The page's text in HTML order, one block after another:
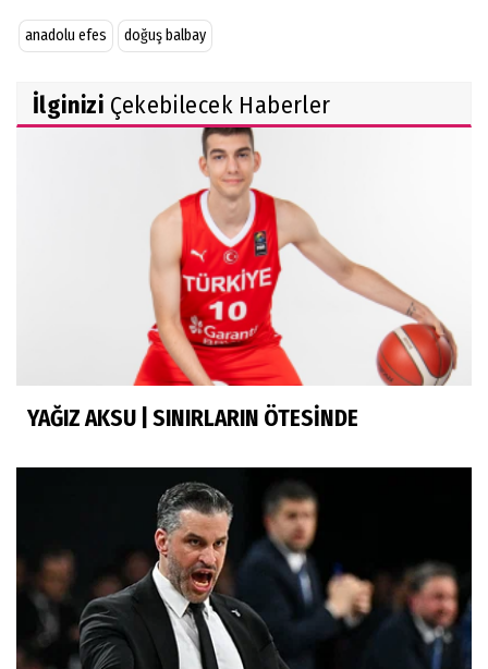
anadolu efes doğuş balbay
İlginizi Çekebilecek Haberler
YAĞIZ AKSU | SINIRLARIN ÖTESİNDE